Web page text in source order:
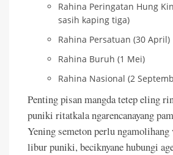
Rahina Peringatan Hung
sasih kaping tiga)
Rahina Persatuan (30 April)
Rahina Buruh (1 Mei)
Rahina Nasional (2
Penting pisan mangda tetep eling
puniki ritatkala ngarencanayang
Yening semeton perlu
libur puniki, beciknyane hubungi